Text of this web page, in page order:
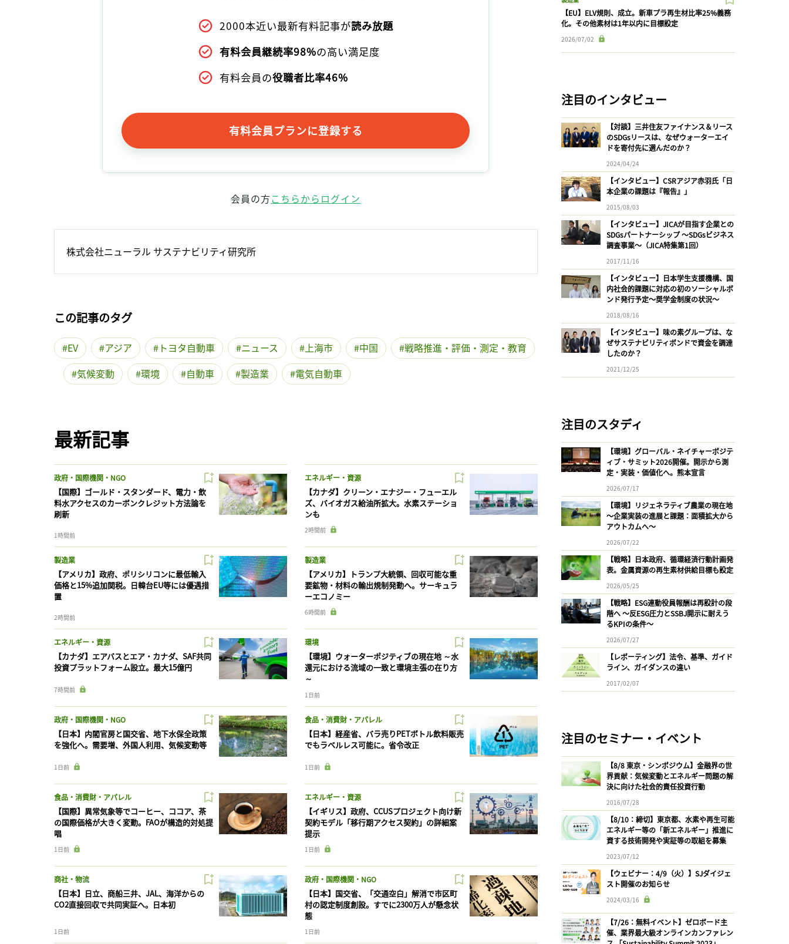
2000本近い最新有料記事が読み放題
有料会員継続率98%の高い満足度
有料会員の役職者比率46%
有料会員プランに登録する
会員の方こちらからログイン
株式会社ニューラル サステナビリティ研究所
この記事のタグ
EV アジア トヨタ自動車 ニュース 上海市 中国
戦略推進・評価・測定・教育
気候変動
環境 自動車 製造業 電気自動車
最新記事
政府・国際機関・NGO
【国際】ゴールド・スタンダード、電力・飲
料水アクセスのカーボンクレジット方法論を
刷新
1時間前
エネルギー・資源
【カナダ】クリーン・エナジー・フューエル
ズ、バイオガス給油所拡大。水素ステーショ
ンも
2時間前
製造業
【アメリカ】政府、ポリシリコンに最低輸入
価格と15%追加関税。日韓台EU等には優遇措
置
2時間前
製造業
【アメリカ】トランプ大統領、回収可能な重
要鉱物・材料の輸出規制発動へ。サーキュラ
ーエコノミー
6時間前
エネルギー・資源
【カナダ】エアバスとエア・カナダ、SAF共同
投資プラットフォーム設立。最大15億円
7時間前
環境
【環境】ウォーターポジティブの現在地 ～水
還元における流域の一致と環境主張の在り方
～
1日前
政府・国際機関・NGO
【日本】内閣官房と国交省、地下水保全政策
を強化へ。需要増、外国人利用、気候変動等
1日前
食品・消費財・アパレル
【日本】経産省、バラ売りPETボトル飲料販売
でもラベルレス可能に。省令改正
1日前
食品・消費財・アパレル
【国際】異常気象等でコーヒー、ココア、茶
の国際価格が大きく変動。FAOが構造的対処提
唱
1日前
エネルギー・資源
【イギリス】政府、CCUSプロジェクト向け新
契約モデル「移行期アクセス契約」の詳細案
提示
1日前
商社・物流
【日本】日立、商船三井、JAL、海洋からの
CO2直接回収で共同実証へ。日本初
1日前
政府・国際機関・NGO
【日本】国交省、「交通空白」解消で市区町
村の認定制度創設。すでに2300万人が懸念状
態
1日前
【EU】ELV規則、成立。新車プラ再生材比率25%義務
化。その他素材は1年以内に目標設定
2026/07/02
注目のインタビュー
【対談】三井住友ファイナンス＆リース
のSDGsリースは、なぜウォーターエイ
ドを寄付先に選んだのか？
2024/04/24
【インタビュー】CSRアジア赤羽氏「日
本企業の課題は『報告』」
2015/08/03
【インタビュー】JICAが目指す企業との
SDGsパートナーシップ 〜SDGsビジネス
調査事業〜（JICA特集第1回）
2017/11/16
【インタビュー】日本学生支援機構、国
内社会的課題に対応の初のソーシャルボ
ンド発行予定〜奨学金制度の状況〜
2018/08/16
【インタビュー】味の素グループは、な
ぜサステナビリティボンドで資金を調達
したのか？
2021/12/25
注目のスタディ
【環境】グローバル・ネイチャーポジテ
ィブ・サミット2026開催。開示から測
定・実装・価値化へ。熊本宣言
2026/07/17
【環境】リジェネラティブ農業の現在地
〜企業実装の進展と課題：面積拡大から
アウトカムへ〜
2026/07/22
【戦略】日本政府、循環経済行動計画発
表。金属資源の再生素材供給目標も設定
2026/05/25
【戦略】ESG連動役員報酬は再設計の段
階へ 〜反ESG圧力とSSBJ開示に耐えう
るKPIの条件〜
2026/07/27
【レポーティング】法令、基準、ガイド
ライン、ガイダンスの違い
2017/02/07
注目のセミナー・イベント
【8/8 東京・シンポジウム】金融界の世
界貢献：気候変動とエネルギー問題の解
決に向けた社会的責任投資行動
2016/07/28
【8/10：締切】東京都、水素や再生可能
エネルギー等の「新エネルギー」推進に
資する技術開発や実証等の取組を募集
2023/07/12
【ウェビナー：4/9（火）】SJダイジェ
スト開催のお知らせ
2024/03/16
【7/26：無料イベント】ゼロボード主
催、業界最大級オンラインカンファレン